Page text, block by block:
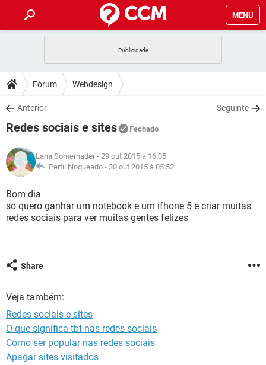
MENU
CELULAR
OUTLOOK
INSTAGRAM GMAIL
GUIA DE COMPRAS
DICAS
JOGOS
INSTAGRAM GMAIL
GUIA DE COMPRAS
DOWNLOADS
JOGOS WHATSAPP
CELULAR
OUTLOOK EXCEL
INSTAGRAM
GUIA DE COMPRAS
JOGOS WHATSAPP
CELULAR
OUTLOOK
INSTAGRAM GMAIL
GLOSSÁRIO
JOGOS
CELULAR FACEBOOK
GUIA DE COMPRAS
Fórum Webdesign
Anterior Seguinte
Redes sociais e sites Fechado
Lana Somerhader - 29 out 2015 à 16:05
Perfil bloqueado - 30 out 2015 à 05:52
Bom dia
so quero ganhar um notebook e um ifhone 5 e criar muitas
redes sociais para ver muitas gentes felizes
Share
Veja também:
Redes sociais e sites
O que significa tbt nas redes sociais
Como ser popular nas redes sociais
Apagar sites visitados